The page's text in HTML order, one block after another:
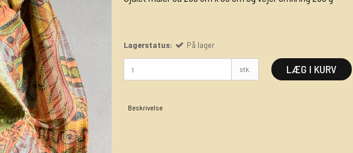
Lagerstatus: På lager
stk. LÆG I KURV
Beskrivelse